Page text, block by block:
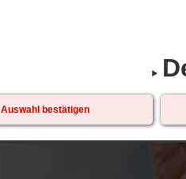
Auswahl bestätigen